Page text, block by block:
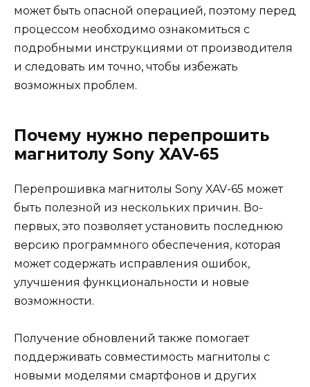
может быть опасной операцией, поэтому перед
процессом необходимо ознакомиться с
подробными инструкциями от производителя
и следовать им точно, чтобы избежать
возможных проблем.
Почему нужно перепрошить
магнитолу Sony XAV-65
Перепрошивка магнитолы Sony XAV-65 может
быть полезной из нескольких причин. Во-
первых, это позволяет установить последнюю
версию программного обеспечения, которая
может содержать исправления ошибок,
улучшения функциональности и новые
возможности.
Получение обновлений также помогает
поддерживать совместимость магнитолы с
новыми моделями смартфонов и других